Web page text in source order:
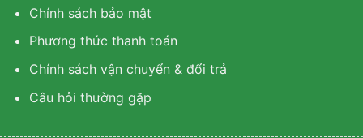
Chính sách bảo mật
Phương thức thanh toán
Chính sách vận chuyển & đổi trả
Câu hỏi thường gặp